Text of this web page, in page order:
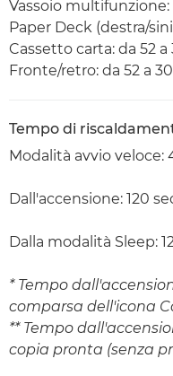
Vassoio multifunzione:
Paper Deck (destra/
Cassetto carta: da 52 a
Fronte/retro: da 52 a
Tempo di
Modalità avvio veloce:
Dall'accensione: 120
Dalla modalità Sleep:
* Tempo
comparsa dell'icona
** Tempo
copia pronta (senza